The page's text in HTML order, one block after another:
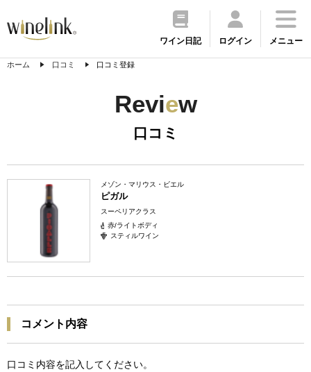
ワイン日記 ログイン メニュー
ホーム 口コミ 口コミ登録
Review
口コミ
メゾン・マリウス・ビエル
ピガル
スーペリアクラス
赤/ライトボディ
スティルワイン
コメント内容
口コミ内容を記入してください。